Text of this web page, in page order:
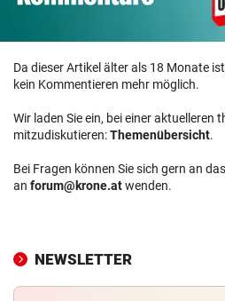
Da dieser Artikel älter als 18 Monate
kein Kommentieren mehr möglich.
Wir laden Sie ein, bei einer aktuelleren
mitzudiskutieren:Themenübersicht.
Bei Fragen können Sie sich gern an
an forum@krone.atwenden.
NEWSLETTER